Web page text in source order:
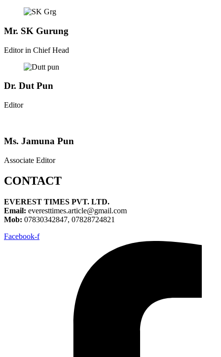
Mr. SK Gurung
Editor in Chief Head
Dr. Dut Pun
Editor
Ms. Jamuna Pun
Associate Editor
CONTACT
EVEREST TIMES PVT. LTD.
Email: everesttimes.article@gmail.com
Mob: 07830342847, 07828724821
Facebook-f